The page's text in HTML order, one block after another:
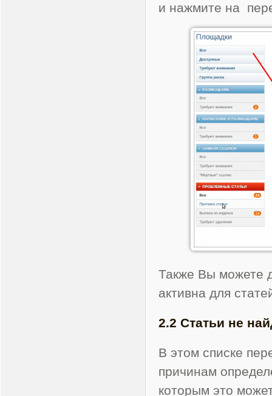
и нажмите на
Также Вы можете
активна для
2.2 Статьи не
В этом списке
причинам
которым это